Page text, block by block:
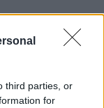
third parties, or
for
hajnalban